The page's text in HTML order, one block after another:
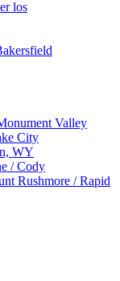
los
Valley
City
WY
/ Cody
Rushmore / Rapid